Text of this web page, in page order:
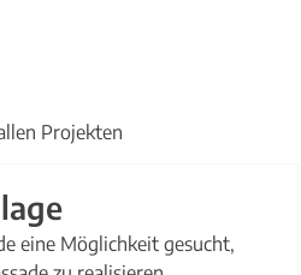
eine Möglichkeit gesucht,
Projekten